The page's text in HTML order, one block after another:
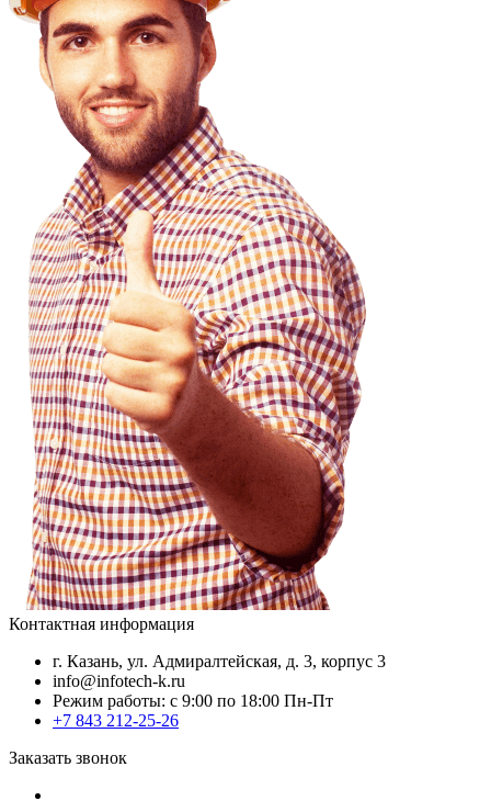
Контактная информация
г. Казань, ул. Адмиралтейская, д. 3, корпус 3
info@infotech-k.ru
Режим работы: с 9:00 по 18:00 Пн-Пт
+7 843 212-25-26
Заказать звонок